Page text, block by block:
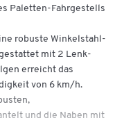
Paletten-Fahrgestells
robuste Winkelstahl-
mit 2 Lenk-
erreicht das
von 6 km/h.
und die Naben mit